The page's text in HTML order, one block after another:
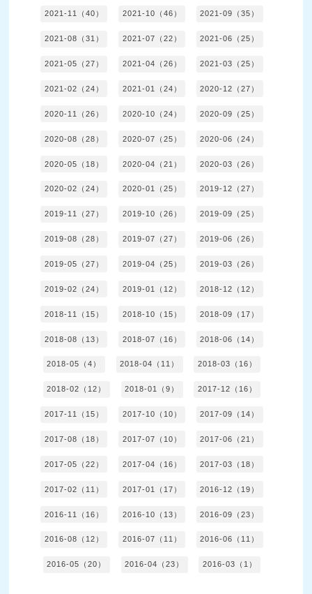
2021-11（40） 2021-10（46） 2021-09（35）
2021-08（31） 2021-07（22） 2021-06（25）
2021-05（27） 2021-04（26） 2021-03（25）
2021-02（24） 2021-01（24） 2020-12（27）
2020-11（26） 2020-10（24） 2020-09（25）
2020-08（28） 2020-07（25） 2020-06（24）
2020-05（18） 2020-04（21） 2020-03（26）
2020-02（24） 2020-01（25） 2019-12（27）
2019-11（27） 2019-10（26） 2019-09（25）
2019-08（28） 2019-07（27） 2019-06（26）
2019-05（27） 2019-04（25） 2019-03（26）
2019-02（24） 2019-01（12） 2018-12（12）
2018-11（15） 2018-10（15） 2018-09（17）
2018-08（13） 2018-07（16） 2018-06（14）
2018-05（4） 2018-04（11） 2018-03（16）
2018-02（12） 2018-01（9） 2017-12（16）
2017-11（15） 2017-10（10） 2017-09（14）
2017-08（18） 2017-07（10） 2017-06（21）
2017-05（22） 2017-04（16） 2017-03（18）
2017-02（11） 2017-01（17） 2016-12（19）
2016-11（16） 2016-10（13） 2016-09（23）
2016-08（12） 2016-07（11） 2016-06（11）
2016-05（20） 2016-04（23） 2016-03（1）